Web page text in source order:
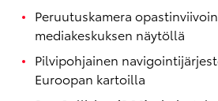
Peruutuskamera opastinviivoin
mediakeskuksen näytöllä
Pilvipohjainen
Euroopan kartoilla